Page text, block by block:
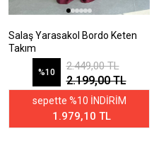
Salaş Yarasakol Bordo Keten
Takım
%10
2.449,00 TL
2.199,00 TL
sepette %10 İNDİRİM
1.979,10 TL